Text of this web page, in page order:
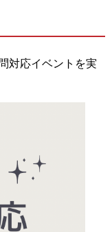
対応イベントを実